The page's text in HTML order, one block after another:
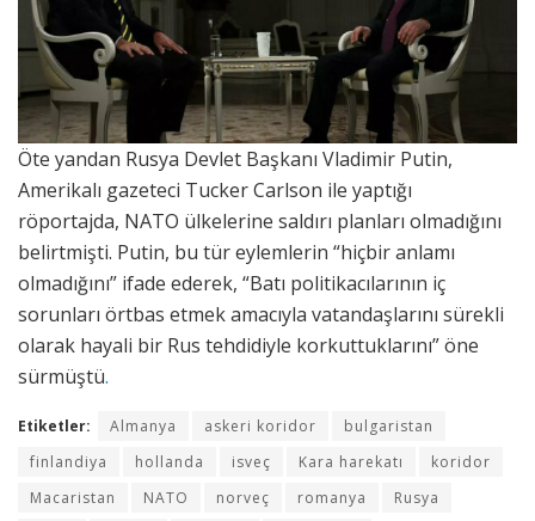
Öte yandan Rusya Devlet Başkanı Vladimir Putin,
Amerikalı gazeteci Tucker Carlson ile yaptığı
röportajda, NATO ülkelerine saldırı planları olmadığını
belirtmişti. Putin, bu tür eylemlerin “hiçbir anlamı
olmadığını” ifade ederek, “Batı politikacılarının iç
sorunları örtbas etmek amacıyla vatandaşlarını sürekli
olarak hayali bir Rus tehdidiyle korkuttuklarını” öne
sürmüştü.
Etiketler: Almanya askeri koridor
bulgaristan
finlandiya
hollanda isveç Kara harekatı
koridor
Macaristan
NATO norveç romanya
Rusya